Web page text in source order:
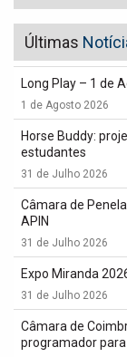
Últimas
Long Play – 1 de
1 de Agosto 2026
Horse Buddy:
estudantes
31 de Julho 2026
Câmara de
APIN
31 de Julho 2026
Expo Miranda
31 de Julho 2026
Câmara de
programador